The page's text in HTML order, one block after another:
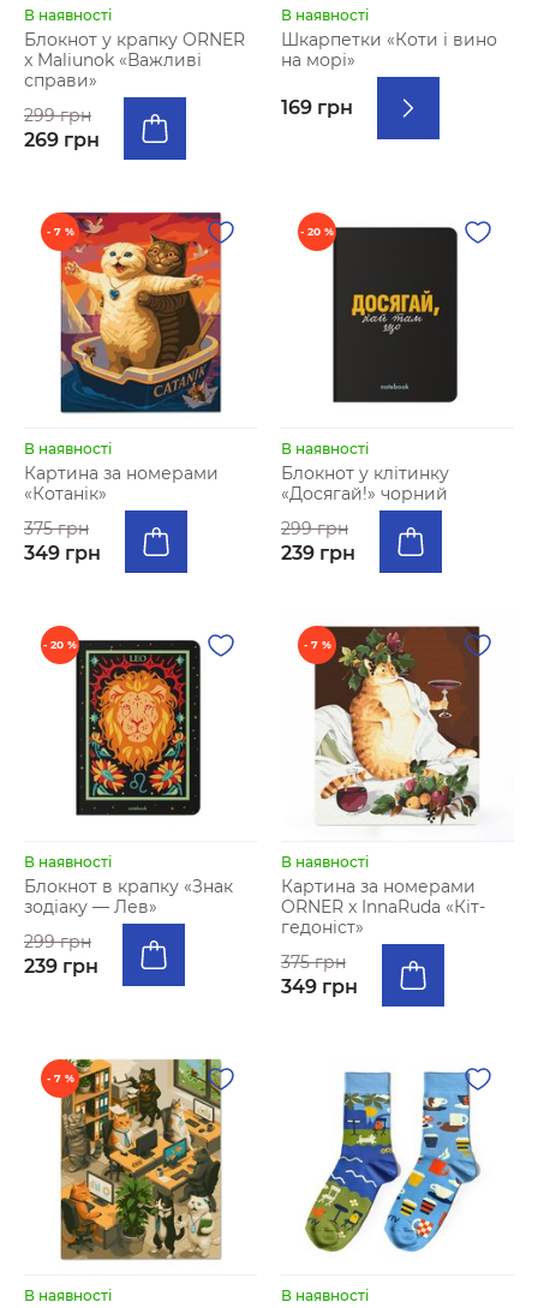
В наявності
Блокнот у крапку ORNER
x Maliunok «Важливі
справи»
299 грн
269 грн
В наявності
Шкарпетки «Коти і вино
на морі»
169 грн
- 7 %
В наявності
Картина за номерами
«Котанік»
375 грн
349 грн
- 20 %
В наявності
Блокнот у клітинку
«Досягай!» чорний
299 грн
239 грн
- 20 %
В наявності
Блокнот в крапку «Знак
зодіаку — Лев»
299 грн
239 грн
- 7 %
В наявності
Картина за номерами
ORNER x InnaRuda «Кіт-
гедоніст»
375 грн
349 грн
- 7 %
В наявності В наявності